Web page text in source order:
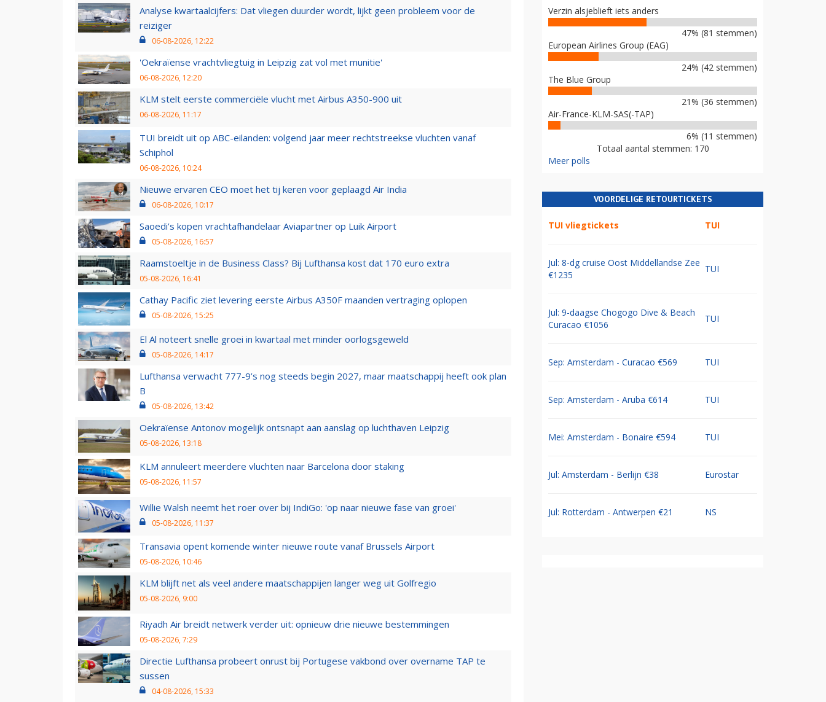
Analyse kwartaalcijfers: Dat vliegen duurder wordt, lijkt geen probleem voor de
reiziger
06-08-2026, 12:22
'Oekraïense vrachtvliegtuig in Leipzig zat vol met munitie'
06-08-2026, 12:20
KLM stelt eerste commerciële vlucht met Airbus A350-900 uit
06-08-2026, 11:17
TUI breidt uit op ABC-eilanden: volgend jaar meer rechtstreekse vluchten vanaf
Schiphol
06-08-2026, 10:24
Nieuwe ervaren CEO moet het tij keren voor geplaagd Air India
06-08-2026, 10:17
Saoedi’s kopen vrachtafhandelaar Aviapartner op Luik Airport
05-08-2026, 16:57
Raamstoeltje in de Business Class? Bij Lufthansa kost dat 170 euro extra
05-08-2026, 16:41
Cathay Pacific ziet levering eerste Airbus A350F maanden vertraging oplopen
05-08-2026, 15:25
El Al noteert snelle groei in kwartaal met minder oorlogsgeweld
05-08-2026, 14:17
Lufthansa verwacht 777-9’s nog steeds begin 2027, maar maatschappij heeft ook plan
B
05-08-2026, 13:42
Oekraïense Antonov mogelijk ontsnapt aan aanslag op luchthaven Leipzig
05-08-2026, 13:18
KLM annuleert meerdere vluchten naar Barcelona door staking
05-08-2026, 11:57
Willie Walsh neemt het roer over bij IndiGo: 'op naar nieuwe fase van groei'
05-08-2026, 11:37
Transavia opent komende winter nieuwe route vanaf Brussels Airport
05-08-2026, 10:46
KLM blijft net als veel andere maatschappijen langer weg uit Golfregio
05-08-2026, 9:00
Riyadh Air breidt netwerk verder uit: opnieuw drie nieuwe bestemmingen
05-08-2026, 7:29
Directie Lufthansa probeert onrust bij Portugese vakbond over overname TAP te
sussen
04-08-2026, 15:33
Verzin alsjeblieft iets anders
47% (81 stemmen)
European Airlines Group (EAG)
24% (42 stemmen)
The Blue Group
21% (36 stemmen)
Air-France-KLM-SAS(-TAP)
6% (11 stemmen)
Totaal aantal stemmen: 170
Meer polls
VOORDELIGE RETOURTICKETS
TUI vliegtickets TUI
Jul: 8-dg cruise Oost Middellandse Zee
€1235
TUI
Jul: 9-daagse Chogogo Dive & Beach
Curacao €1056
TUI
Sep: Amsterdam - Curacao €569 TUI
Sep: Amsterdam - Aruba €614 TUI
Mei: Amsterdam - Bonaire €594 TUI
Jul: Amsterdam - Berlijn €38 Eurostar
Jul: Rotterdam - Antwerpen €21 NS